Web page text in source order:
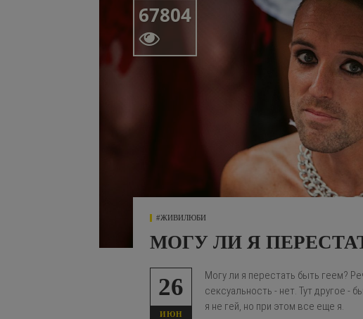
67804

#ЖИВИЛЮБИ
МОГУ ЛИ Я
26
ИЮН
Могу ли я перестать быть геем?
сексуальность - нет. Тут другое -
я не гей, но при этом все еще я.